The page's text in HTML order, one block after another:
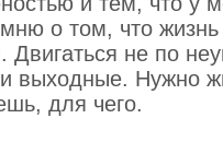
о том, что жизнь
Двигаться не по
выходные. Нужно
для чего.